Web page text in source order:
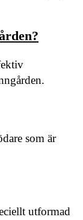
som är
utformad